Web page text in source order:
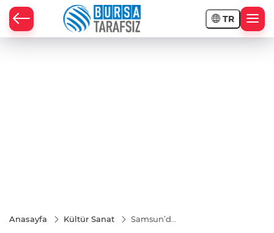
TR
Anasayfa Kültür Sanat
Samsun’da